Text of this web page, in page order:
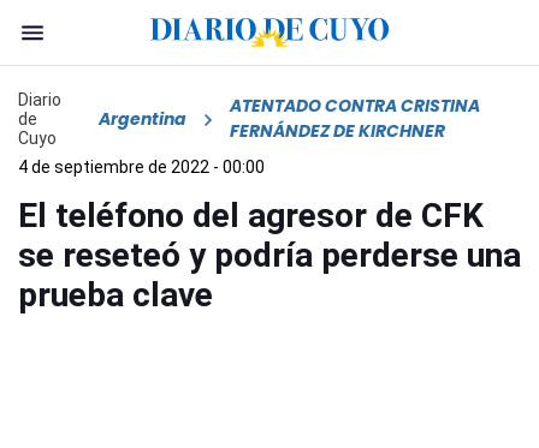
Diario
de
Cuyo
Argentina
ATENTADO CONTRA CRISTINA
FERNÁNDEZ DE KIRCHNER
4 de septiembre de 2022 - 00:00
El teléfono del agresor de CFK
se reseteó y podría perderse una
prueba clave